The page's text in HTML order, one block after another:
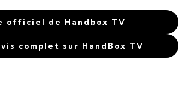
officiel de Handbox TV
complet sur HandBox TV